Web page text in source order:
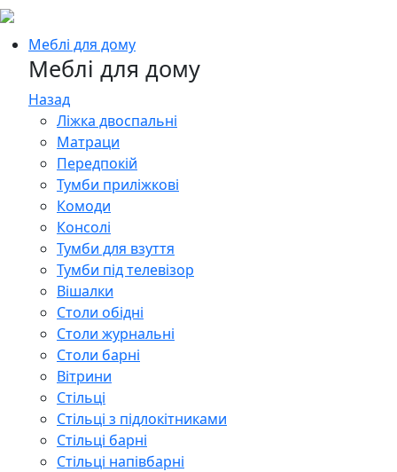
Меблі для дому
Меблі для дому
Назад
Ліжка двоспальні
Матраци
Передпокій
Тумби приліжкові
Комоди
Консолі
Тумби для взуття
Тумби під телевізор
Вішалки
Столи обідні
Столи журнальні
Столи барні
Вітрини
Стільці
Стільці з підлокітниками
Стільці барні
Стільці напівбарні